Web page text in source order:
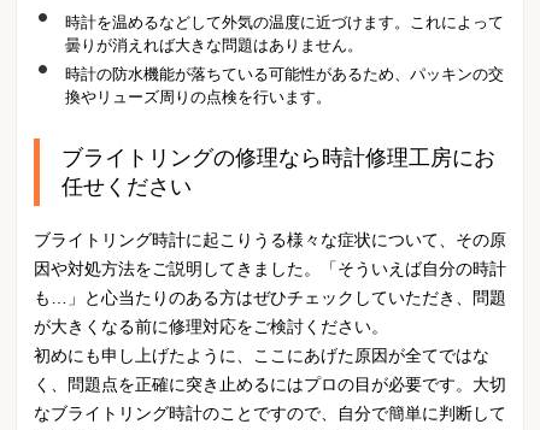
時計を温めるなどして外気の温度に近づけます。これによって
曇りが消えれば大きな問題はありません。
時計の防水機能が落ちている可能性があるため、パッキンの交
換やリューズ周りの点検を行います。
ブライトリングの修理なら時計修理工房にお
任せください
ブライトリング時計に起こりうる様々な症状について、その原
因や対処方法をご説明してきました。「そういえば自分の時計
も…」と心当たりのある方はぜひチェックしていただき、問題
が大きくなる前に修理対応をご検討ください。
初めにも申し上げたように、ここにあげた原因が全てではな
く、問題点を正確に突き止めるにはプロの目が必要です。大切
なブライトリング時計のことですので、自分で簡単に判断して